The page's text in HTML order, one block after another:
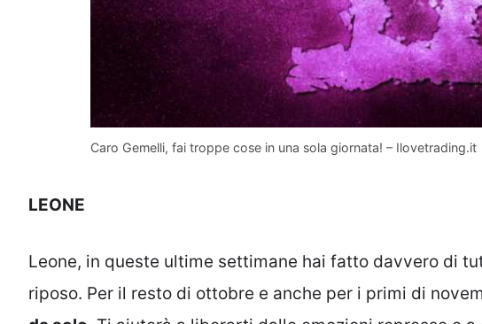
Caro Gemelli, fai troppe cose in una sola giornata! – Ilovetrading.it
LEONE
Leone, in queste ultime settimane hai fatto davvero di
riposo. Per il resto di ottobre e anche per i primi di